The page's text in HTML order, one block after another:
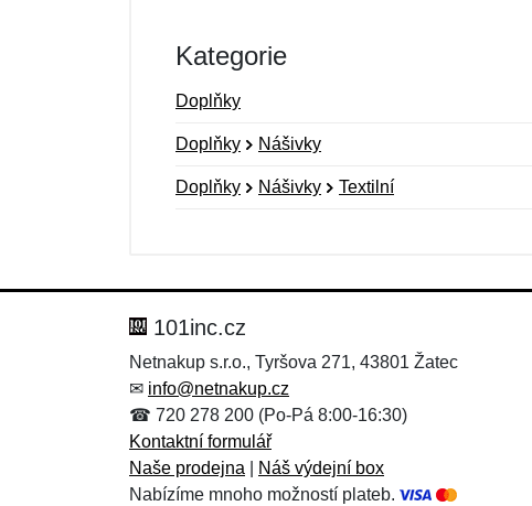
Kategorie
Doplňky
Doplňky Nášivky
Doplňky Nášivky Textilní
Zpráva*
Zpráva*
101inc.cz
Netnakup s.r.o., Tyršova 271, 43801 Žatec
✉ info@netnakup.cz
☎ 720 278 200 (Po-Pá 8:00-16:30)
Kontaktní formulář
Naše prodejna
Náš výdejní box
Nabízíme mnoho možností plateb.